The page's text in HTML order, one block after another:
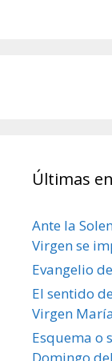
Últimas
Ante la
Virgen se
Evangelio
El sentido
Virgen
Esquema o